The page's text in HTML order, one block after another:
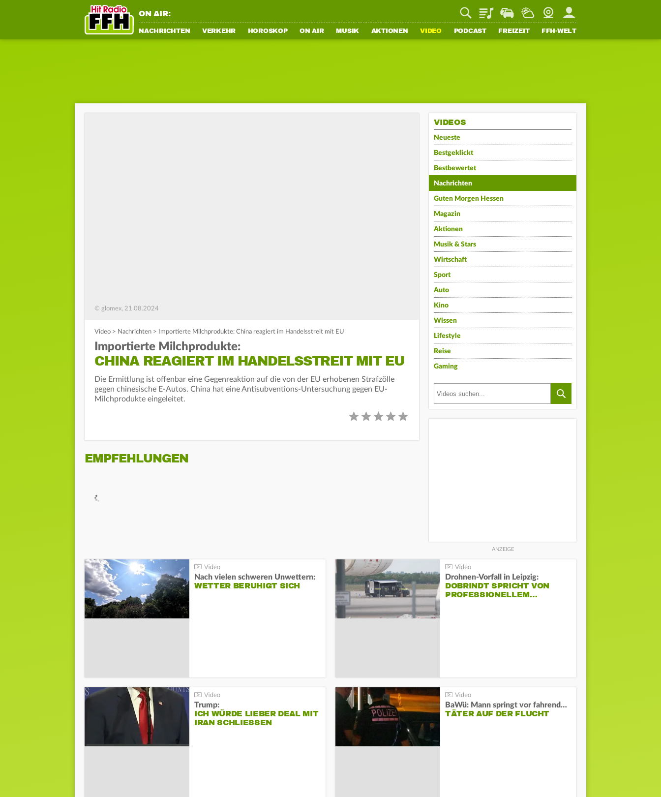
ON AIR: PlaylistStaupilotWetterWebcamMein FFH
NACHRICHTEN VERKEHR HOROSKOP ON AIR MUSIK AKTIONEN VIDEO PODCAST FREIZEIT FFH-WELT
© glomex, 21.08.2024
Video > Nachrichten > Importierte Milchprodukte: China reagiert im Handelsstreit mit EU
Importierte Milchprodukte:
CHINA REAGIERT IM HANDELSSTREIT MIT EU
Die Ermittlung ist offenbar eine Gegenreaktion auf die von der EU erhobenen Strafzölle
gegen chinesische E-Autos. China hat eine Antisubventions-Untersuchung gegen EU-
Milchprodukte eingeleitet.
EMPFEHLUNGEN
VIDEOS
Neueste
Bestgeklickt
Bestbewertet
Nachrichten
Guten Morgen Hessen
Magazin
Aktionen
Musik & Stars
Wirtschaft
Sport
Auto
Kino
Wissen
Lifestyle
Reise
Gaming
Nach vielen schweren Unwettern:
WETTER BERUHIGT SICH
Drohnen-Vorfall in Leipzig:
DOBRINDT SPRICHT VON
PROFESSIONELLEM…
Trump:
ICH WÜRDE LIEBER DEAL MIT
IRAN SCHLIESSEN
BaWü: Mann springt vor fahrendes Auto und schießt
TÄTER AUF DER FLUCHT